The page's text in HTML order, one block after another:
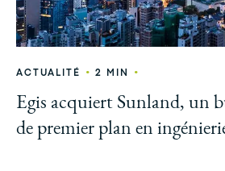
ACTUALITÉ • 2 MIN •
Egis acquiert Sunland, un
de premier plan en